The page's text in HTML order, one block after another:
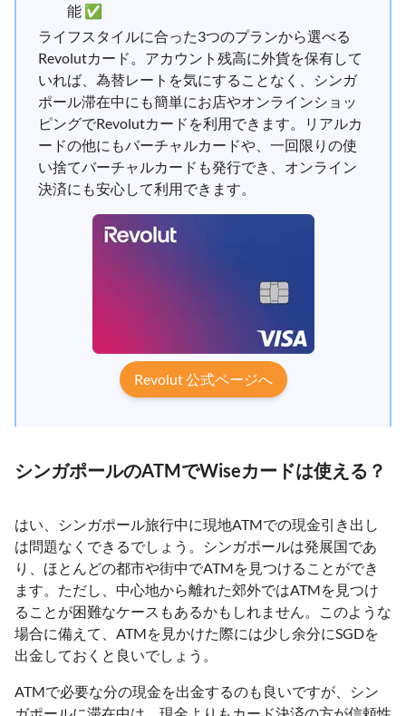
能 ✅
ライフスタイルに合った3つのプランから選べる
Revolutカード。アカウント残高に外貨を保有して
いれば、為替レートを気にすることなく、シンガ
ポール滞在中にも簡単にお店やオンラインショッ
ピングでRevolutカードを利用できます。リアルカ
ードの他にもバーチャルカードや、一回限りの使
い捨てバーチャルカードも発行でき、オンライン
決済にも安心して利用できます。
Revolut 公式ページへ
シンガポールのATMでWiseカードは使える？
はい、シンガポール旅行中に現地ATMでの現金引き出し
は問題なくできるでしょう。シンガポールは発展国であ
り、ほとんどの都市や街中でATMを見つけることができ
ます。ただし、中心地から離れた郊外ではATMを見つけ
ることが困難なケースもあるかもしれません。このような
場合に備えて、ATMを見かけた際には少し余分にSGDを
出金しておくと良いでしょう。
ATMで必要な分の現金を出金するのも良いですが、シン